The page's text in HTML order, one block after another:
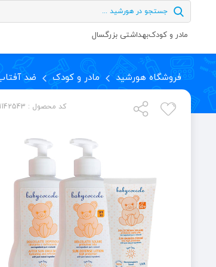
مادر و کودکبهداشتی بزرگسال
فروشگاه هورشید مادر و کودک ضد
کد محصول : HDP_1142543